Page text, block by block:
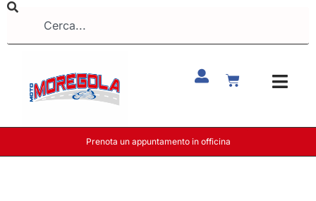
Prenota un appuntamento in officina